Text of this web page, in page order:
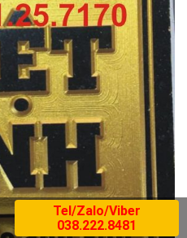
Tel/Zalo/Viber
038.222.8481